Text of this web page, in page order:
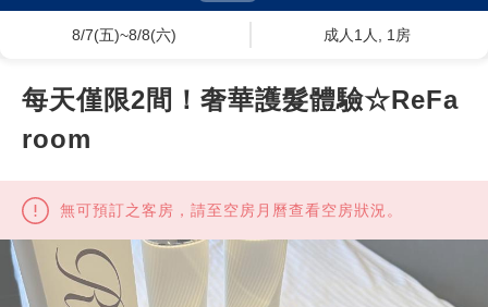
8/7(五)~8/8(六) 成人1人, 1房
每天僅限2間！奢華護髮體驗☆ReFa
room
無可預訂之客房，請至空房月曆查看空房狀況。